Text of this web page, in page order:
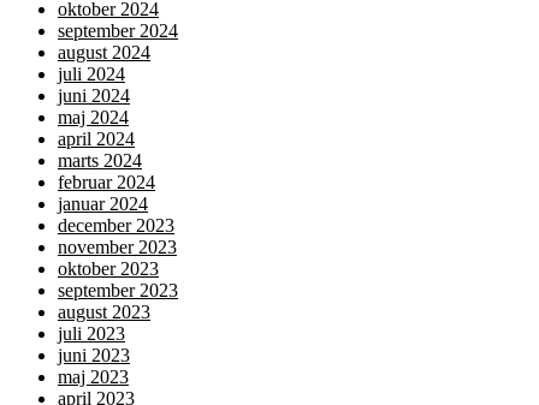
oktober 2024
september 2024
august 2024
juli 2024
juni 2024
maj 2024
april 2024
marts 2024
februar 2024
januar 2024
december 2023
november 2023
oktober 2023
september 2023
august 2023
juli 2023
juni 2023
maj 2023
april 2023